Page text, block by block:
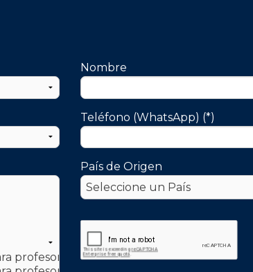
Nombre
Teléfono (WhatsApp) (*)
País de Origen